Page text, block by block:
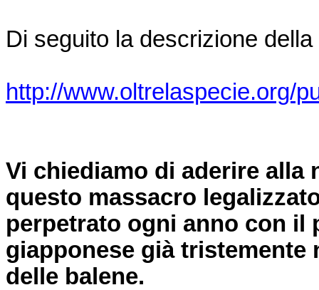
Di seguito la descrizione
http://www.oltrelaspecie.org/
Vi chiediamo di aderire
questo massacro
perpetrato ogni anno con il
giapponese già tristemente
delle balene.